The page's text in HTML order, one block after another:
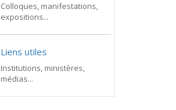
Colloques, manifestations,
expositions...
Liens utiles
Institutions, ministères,
médias...